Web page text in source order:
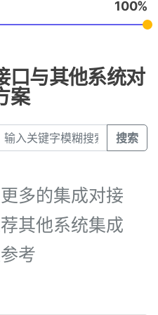
100
口与其他系统对
案
搜索
多的集成对接
其他系统集成
考